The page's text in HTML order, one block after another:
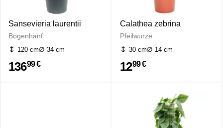
Sansevieria laurentii
Bogenhanf
120 cm 34 cm
13699 €
Calathea zebrina
Pfeilwurze
30 cm 14 cm
1299 €